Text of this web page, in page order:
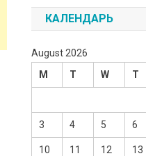
КАЛЕНДАРЬ
August 2026
M
T W T
3 4 5 6
10 11 12 13